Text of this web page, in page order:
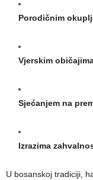
Porodičnim
Vjerskim
Sjećanjem na
Izrazima
U bosanskoj tradiciji,